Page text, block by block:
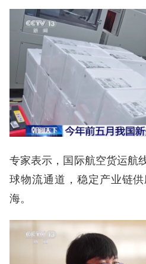
专家表示，国际航空货运航
球物流通道，稳定产业链
海。